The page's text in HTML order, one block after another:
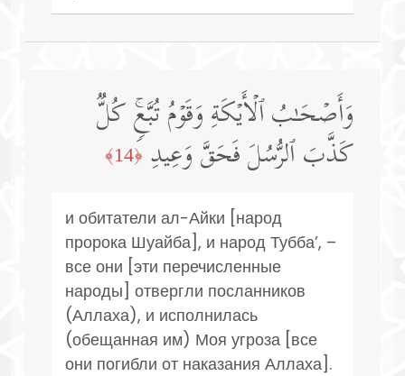
وَأَصۡحَـٰبُ ٱلۡأَیۡكَةِ وَقَوۡمُ تُبَّعࣲۚ كُلࣱّ
كَذَّبَ ٱلرُّسُلَ فَحَقَّ وَعِیدِ ﴿14﴾
и обитатели ал-Айки [народ
пророка Шуайба], и народ Тубба’, –
все они [эти перечисленные
народы] отвергли посланников
(Аллаха), и исполнилась
(обещанная им) Моя угроза [все
они погибли от наказания Аллаха].